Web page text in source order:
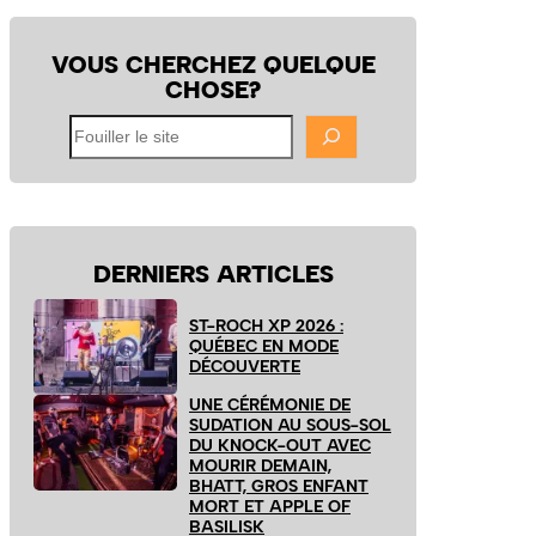
VOUS CHERCHEZ QUELQUE
CHOSE?
Fouiller
le
site
DERNIERS ARTICLES
ST-ROCH XP 2026 :
QUÉBEC EN MODE
DÉCOUVERTE
UNE CÉRÉMONIE DE
SUDATION AU SOUS-SOL
DU KNOCK-OUT AVEC
MOURIR DEMAIN,
BHATT, GROS ENFANT
MORT ET APPLE OF
BASILISK